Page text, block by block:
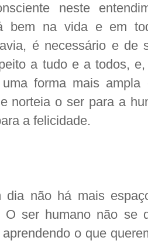
neste
bem na vida e em
é necessário e de
a tudo e a todos,
uma forma mais
norteia o ser para a
a felicidade.
dia não há mais
O ser humano não se
o que